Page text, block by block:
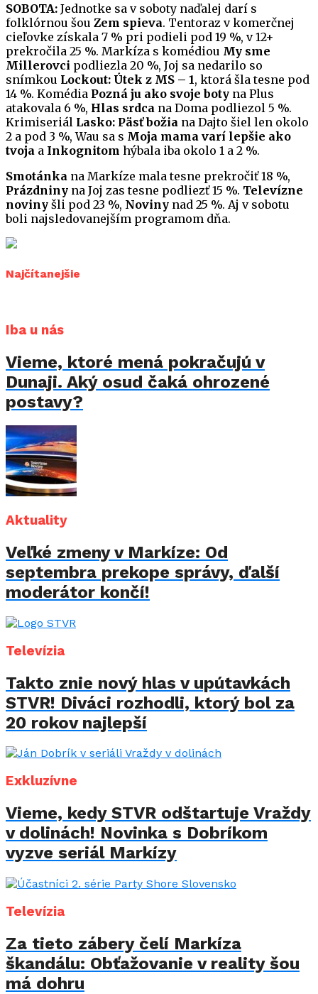
SOBOTA: Jednotke sa v soboty naďalej darí s
folklórnou šou Zem spieva. Tentoraz v komerčnej
cieľovke získala 7 % pri podieli pod 19 %, v 12+
prekročila 25 %. Markíza s komédiou My sme
Millerovci podliezla 20 %, Joj sa nedarilo so
snímkou Lockout: Útek z MS – 1, ktorá šla tesne pod
14 %. Komédia Pozná ju ako svoje boty na Plus
atakovala 6 %, Hlas srdca na Doma podliezol 5 %.
Krimiseriál Lasko: Päsť božia na Dajto šiel len okolo
2 a pod 3 %, Wau sa s Moja mama varí lepšie ako
tvoja a Inkognitom hýbala iba okolo 1 a 2 %.
Smotánka na Markíze mala tesne prekročiť 18 %,
Prázdniny na Joj zas tesne podliezť 15 %. Televízne
noviny šli pod 23 %, Noviny nad 25 %. Aj v sobotu
boli najsledovanejším programom dňa.
Najčítanejšie
Iba u nás
Vieme, ktoré mená pokračujú v
Dunaji. Aký osud čaká ohrozené
postavy?
Aktuality
Veľké zmeny v Markíze: Od
septembra prekope správy, ďalší
moderátor končí!
Televízia
Takto znie nový hlas v upútavkách
STVR! Diváci rozhodli, ktorý bol za
20 rokov najlepší
Exkluzívne
Vieme, kedy STVR odštartuje Vraždy
v dolinách! Novinka s Dobríkom
vyzve seriál Markízy
Televízia
Za tieto zábery čelí Markíza
škandálu: Obťažovanie v reality šou
má dohru